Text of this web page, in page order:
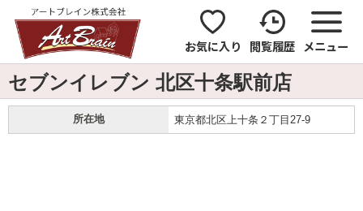
お気に入り 閲覧履歴 メニュー
セブンイレブン 北区十条駅前店
所在地 東京都北区上十条２丁目27-9